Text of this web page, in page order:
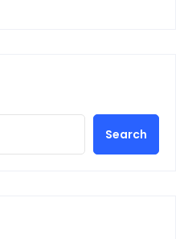
Search